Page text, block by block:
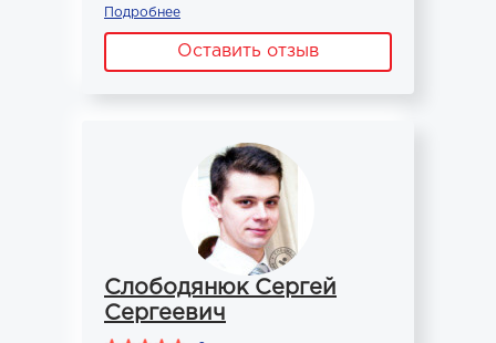
Подробнее
Оставить отзыв
Слободянюк Сергей
Сергеевич